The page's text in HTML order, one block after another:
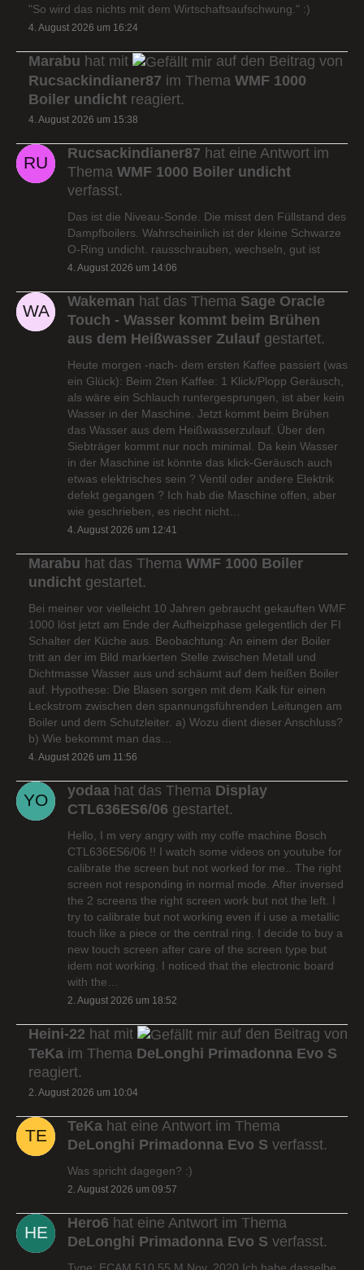
"So wird das nichts mit dem Wirtschaftsaufschwung." :)
4. August 2026 um 16:24
Marabu hat mit
auf den Beitrag von
Rucsackindianer87 im Thema WMF 1000
Boiler undicht reagiert.
4. August 2026 um 15:38
Rucsackindianer87 hat eine Antwort im
Thema WMF 1000 Boiler undicht
verfasst.
Das ist die Niveau-Sonde. Die misst den Füllstand des
Dampfboilers. Wahrscheinlich ist der kleine Schwarze
O-Ring undicht. rausschrauben, wechseln, gut ist
4. August 2026 um 14:06
Wakeman hat das Thema Sage Oracle
Touch - Wasser kommt beim Brühen
aus dem Heißwasser Zulauf gestartet.
Heute morgen -nach- dem ersten Kaffee passiert (was
ein Glück): Beim 2ten Kaffee: 1 Klick/Plopp Geräusch,
als wäre ein Schlauch runtergesprungen, ist aber kein
Wasser in der Maschine. Jetzt kommt beim Brühen
das Wasser aus dem Heißwasserzulauf. Über den
Siebträger kommt nur noch minimal. Da kein Wasser
in der Maschine ist könnte das klick-Geräusch auch
etwas elektrisches sein ? Ventil oder andere Elektrik
defekt gegangen ? Ich hab die Maschine offen, aber
wie geschrieben, es riecht nicht…
4. August 2026 um 12:41
Marabu hat das Thema WMF 1000 Boiler
undicht gestartet.
Bei meiner vor vielleicht 10 Jahren gebraucht gekauften WMF
1000 löst jetzt am Ende der Aufheizphase gelegentlich der FI
Schalter der Küche aus. Beobachtung: An einem der Boiler
tritt an der im Bild markierten Stelle zwischen Metall und
Dichtmasse Wasser aus und schäumt auf dem heißen Boiler
auf. Hypothese: Die Blasen sorgen mit dem Kalk für einen
Leckstrom zwischen den spannungsführenden Leitungen am
Boiler und dem Schutzleiter. a) Wozu dient dieser Anschluss?
b) Wie bekommt man das…
4. August 2026 um 11:56
yodaa hat das Thema Display
CTL636ES6/06 gestartet.
Hello, I m very angry with my coffe machine Bosch
CTL636ES6/06 !! I watch some videos on youtube for
calibrate the screen but not worked for me.. The right
screen not responding in normal mode. After inversed
the 2 screens the right screen work but not the left. I
try to calibrate but not working even if i use a metallic
touch like a piece or the central ring. I decide to buy a
new touch screen after care of the screen type but
idem not working. I noticed that the electronic board
with the…
2. August 2026 um 18:52
Heini-22 hat mit
auf den Beitrag von
TeKa im Thema DeLonghi Primadonna Evo S
reagiert.
2. August 2026 um 10:04
TeKa hat eine Antwort im Thema
DeLonghi Primadonna Evo S verfasst.
Was spricht dagegen? :)
2. August 2026 um 09:57
Hero6 hat eine Antwort im Thema
DeLonghi Primadonna Evo S verfasst.
Type: ECAM 510.55.M Nov. 2020 Ich habe dasselbe